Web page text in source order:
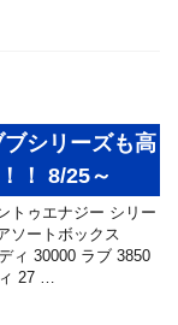
シリーズも高
！ 8/25～
トゥエナジー シリー
ソートボックス
ィ 30000 ラブ 3850
27 …